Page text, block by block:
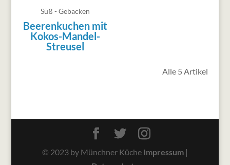
Süß - Gebacken
Beerenkuchen mit
Kokos-Mandel-
Streusel
Alle 5 Artikel
© 2023 by Münchner Küche Impressum|